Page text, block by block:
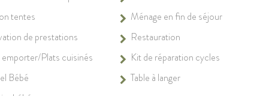
tentes
Ménage en fin de séjour
de prestations
Restauration
emporter/Plats cuisinés
Kit de réparation cycles
Bébé
Table à langer